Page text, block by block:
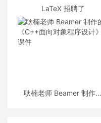
LaTeX 招聘了
耿楠老师 Beamer 制作的